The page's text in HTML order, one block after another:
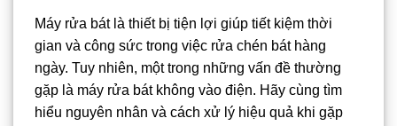
Máy rửa bát là thiết bị tiện lợi giúp tiết kiệm thời
gian và công sức trong việc rửa chén bát hàng
ngày. Tuy nhiên, một trong những vấn đề thường
gặp là máy rửa bát không vào điện. Hãy cùng tìm
hiểu nguyên nhân và cách xử lý hiệu quả khi gặp